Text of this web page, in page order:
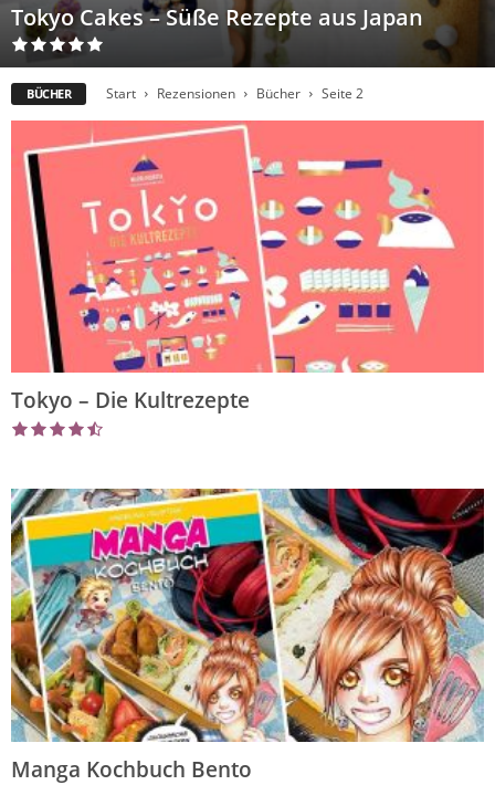
Tokyo Cakes – Süße Rezepte aus Japan
BÜCHER Start Rezensionen Bücher Seite 2
Tokyo – Die Kultrezepte
Manga Kochbuch Bento